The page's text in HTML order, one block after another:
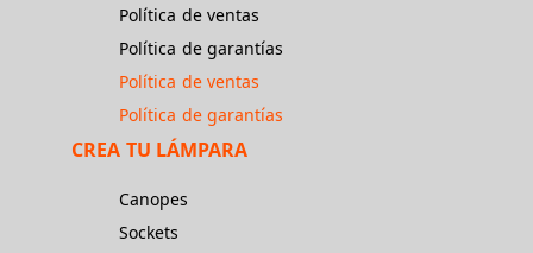
Política de ventas
Política de garantías
Política de ventas
Política de garantías
CREA TU LÁMPARA
Canopes
Sockets